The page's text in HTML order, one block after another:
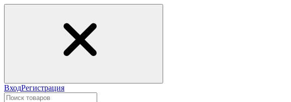
ВходРегистрация